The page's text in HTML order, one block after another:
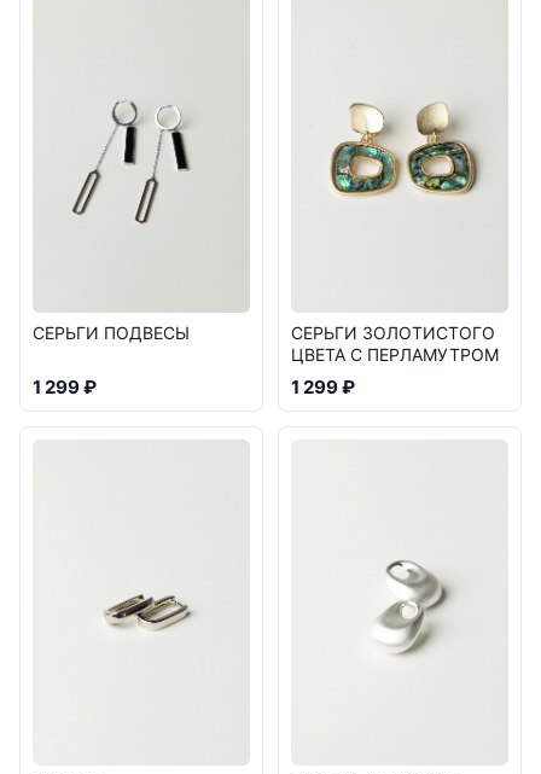
СЕРЬГИ ПОДВЕСЫ
1 299 ₽
СЕРЬГИ ЗОЛОТИСТОГО
ЦВЕТА С ПЕРЛАМУТРОМ
1 299 ₽